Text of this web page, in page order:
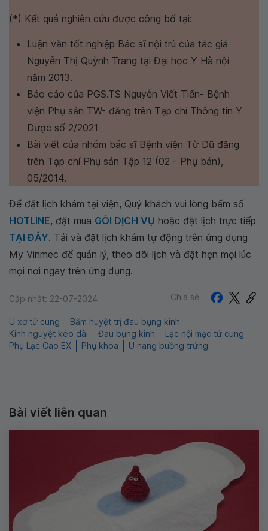
(*) Kết quả nghiên cứu được công bố tại:
Luận văn tốt nghiệp Bác sĩ nội trú của tác giả
Nguyễn Thị Quỳnh Trang tại Đại học Y Hà nội
năm 2013.
Báo cáo của PGS.TS Nguyễn Viết Tiến- Bệnh
viện Phụ sản TW- đăng trên Tạp chí Thông tin Y
Dược số 2/2021
Bài viết của nhóm bác sĩ Bệnh viện Từ Dũ đăng
trên Tạp chí Phụ sản Tập 12 (02 - Phụ bản),
05/2014.
Để đặt lịch khám tại viện, Quý khách vui lòng bấm số
HOTLINE, đặt mua GÓI DỊCH VỤ hoặc đặt lịch trực tiếp
TẠI ĐÂY. Tải và đặt lịch khám tự động trên ứng dụng
My Vinmec để quản lý, theo dõi lịch và đặt hẹn mọi lúc
mọi nơi ngay trên ứng dụng.
Cập nhật: 22-07-2024 Chia sẻ
U xơ tử cung
Bấm huyệt trị đau bụng kinh
Kinh nguyệt kéo dài
Đau bụng kinh
Lạc nội mạc tử cung
Phụ Lạc Cao EX
Phụ khoa U nang buồng trứng
Bài viết liên quan